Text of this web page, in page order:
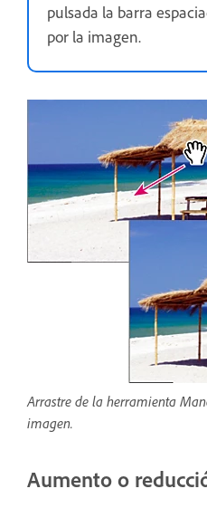
pulsada la barra
por la imagen.
Arrastre de la herramienta
imagen.
Aumento o